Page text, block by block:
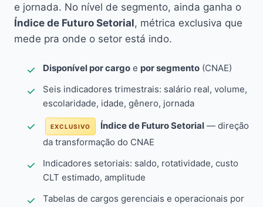
e jornada. No nível de segmento, ainda ganha o
Índice de Futuro Setorial, métrica exclusiva que
mede pra onde o setor está indo.
Disponível por cargo e por segmento (CNAE)
Seis indicadores trimestrais: salário real, volume,
escolaridade, idade, gênero, jornada
EXCLUSIVO Índice de Futuro Setorial — direção
da transformação do CNAE
Indicadores setoriais: saldo, rotatividade, custo
CLT estimado, amplitude
Tabelas de cargos gerenciais e operacionais por